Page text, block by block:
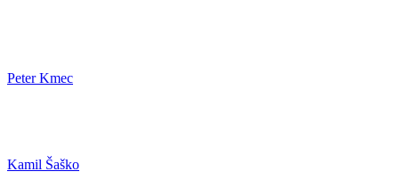
Peter Kmec
Kamil Šaško